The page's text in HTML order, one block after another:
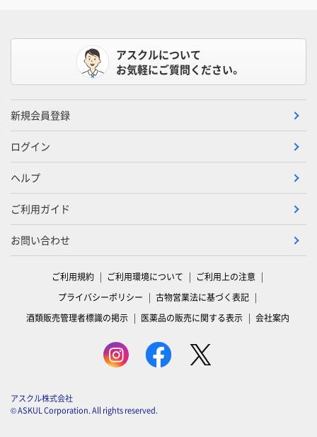
アスクルについて
お気軽にご質問ください。
新規会員登録
ログイン
ヘルプ
ご利用ガイド
お問い合わせ
ご利用規約 ご利用環境について
ご利用上の注意
プライバシーポリシー
古物営業法に基づく表記
酒類販売管理者標識の掲示
医薬品の販売に関する表示 会社案内
アスクル株式会社
© ASKUL Corporation. All rights reserved.